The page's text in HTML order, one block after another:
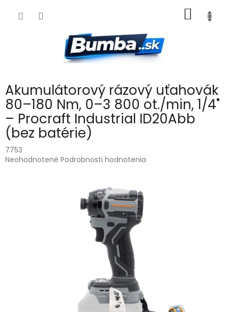
KOŠÍK
Akumulátorový rázový uťahovák
80–180 Nm, 0–3 800 ot./min, 1/4"
– Procraft Industrial ID20Abb
(bez batérie)
7753
Priemerné
Neohodnotené Podrobnosti hodnotenia